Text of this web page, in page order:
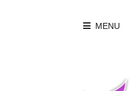
MENU